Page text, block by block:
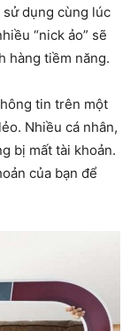
dụng cùng lúc
“nick ảo” sẽ
hàng tiềm năng.
tin trên một
Nhiều cá nhân,
bị mất tài khoản.
của bạn để